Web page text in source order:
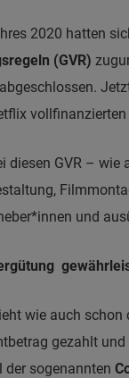
2020 hatten
(GVR)
abgeschlossen.
diesen GVR – wie
und
wie auch schon
gezahlt
der sogenannten